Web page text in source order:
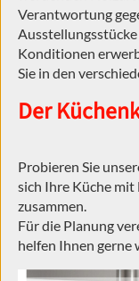
Verantwortung
Konditionen
Sie in den
Der
Probieren Sie
sich Ihre Küche
zusammen.
Für die Planung
helfen Ihnen gerne